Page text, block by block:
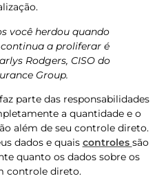
você herdou quando
a proliferar é
Rodgers, CISO do
Group.
parte das responsabilidades
a quantidade e o
além de seu controle direto.
dados e quais controles são
quanto os dados sobre os
controle direto.